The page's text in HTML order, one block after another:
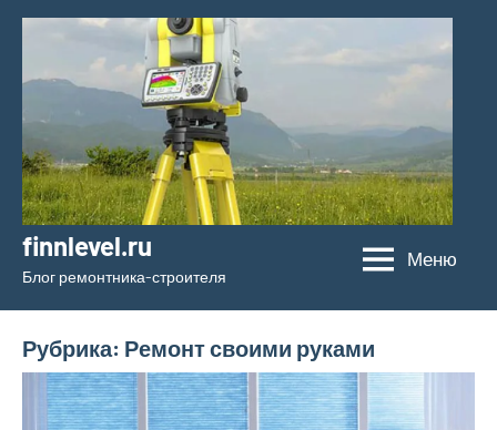
Перейти
содержимому
finnlevel.ru
Блог ремонтника-строителя
Меню
Рубрика: Ремонт своими руками